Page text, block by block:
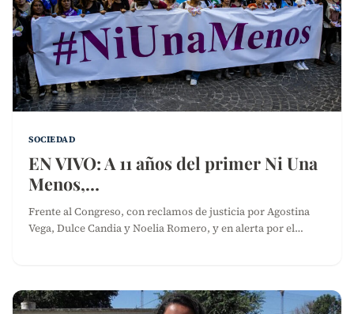
SOCIEDAD
EN VIVO: A 11 años del primer Ni Una
Menos,…
Frente al Congreso, con reclamos de justicia por Agostina
Vega, Dulce Candia y Noelia Romero, y en alerta por el…